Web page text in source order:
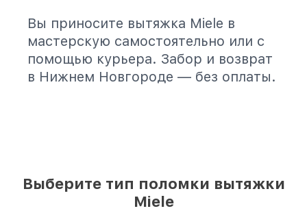
Вы приносите вытяжка Miele в
мастерскую самостоятельно или с
помощью курьера. Забор и возврат
в Нижнем Новгороде — без оплаты.
Выберите тип поломки вытяжки
Miele